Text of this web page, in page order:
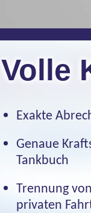
Volle
Exakte
Genaue
Tankbuch
Trennung
privaten